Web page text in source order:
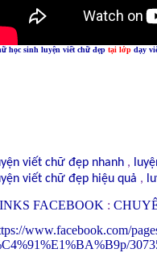
học sinh luyện viết chữ đẹp tại lớp dạy
viết chữ đẹp nhanh,
viết chữ đẹp hiệu quả ,
FACEBOOK :
www.facebook.com/